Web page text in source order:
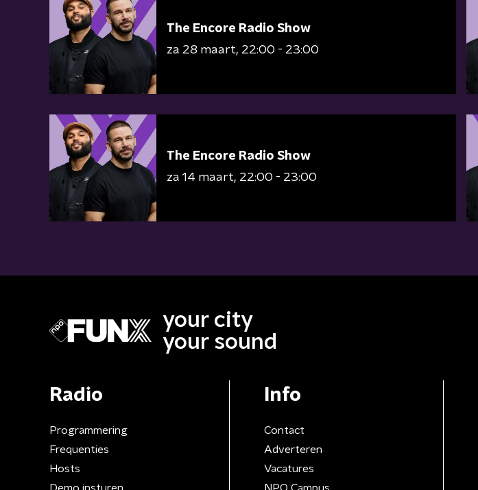
The Encore Radio Show
za 28 maart 22:00 - 23:00
The Encore Radio Show
za 14 maart 22:00 - 23:00
your city
your sound
Radio
Programmering
Frequenties
Hosts
Demo insturen
Info
Contact
Adverteren
Vacatures
NPO Campus